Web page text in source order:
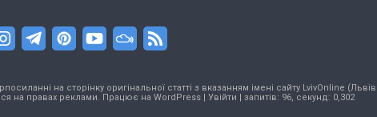
на сторінку оригінальної статті з вказанням імені сайту LvivOnline
на правах реклами. Працює на WordPress| Увійти | запитів: 96, секунд: 0,302